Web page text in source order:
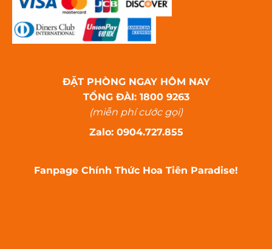
ĐẶT PHÒNG NGAY HÔM NAY
TỔNG ĐÀI: 1800 9263
(miễn phí cước gọi)
Zalo: 0904.727.855
Fanpage Chính Thức Hoa Tiên Paradise!